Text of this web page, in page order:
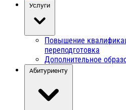
Услуги
Повышение
переподготовка
Дополнительное
Абитуриенту